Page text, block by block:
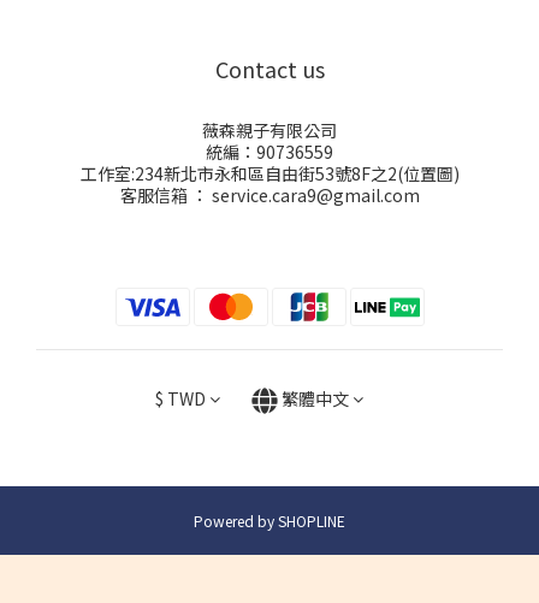
Contact us
薇森親子有限公司
統編：90736559
工作室:234新北市永和區自由街53號8F之2(位置圖)
客服信箱 ： service.cara9@gmail.com
$ TWD 繁體中文
Powered by SHOPLINE